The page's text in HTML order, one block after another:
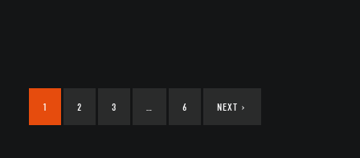
1 2 3 … 6 NEXT ›